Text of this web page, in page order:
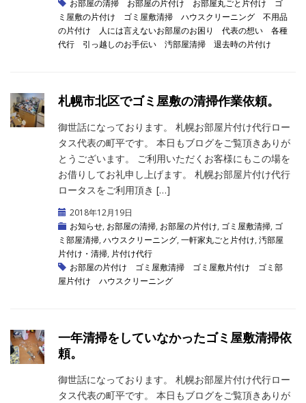
お部屋の清掃
お部屋の片付け お部屋丸ごと片付け
ゴ
ミ屋敷の片付け
ゴミ屋敷清掃 ハウスクリーニング
不用品
の片付け
人には言えないお部屋のお困り 代表の想い
各種
代行
引っ越しのお手伝い 汚部屋清掃 退去時の片付け
札幌市北区でゴミ屋敷の清掃作業依頼。
御世話になっております。 札幌お部屋片付け代行ロー
タス代表の町平です。 本日もブログをご覧頂きありが
とうございます。 ご利用いただくお客様にもこの場を
お借りしてお礼申し上げます。 札幌お部屋片付け代行
ロータスをご利用頂き […]
2018年12月19日
お知らせ, お部屋の清掃, お部屋の片付け, ゴミ屋敷清掃, ゴ
ミ部屋清掃, ハウスクリーニング, 一軒家丸ごと片付け, 汚部屋
片付け・清掃, 片付け代行
お部屋の片付け
ゴミ屋敷清掃 ゴミ屋敷片付け
ゴミ部
屋片付け
ハウスクリーニング
一年清掃をしていなかったゴミ屋敷清掃依
頼。
御世話になっております。 札幌お部屋片付け代行ロー
タス代表の町平です。 本日もブログをご覧頂きありが